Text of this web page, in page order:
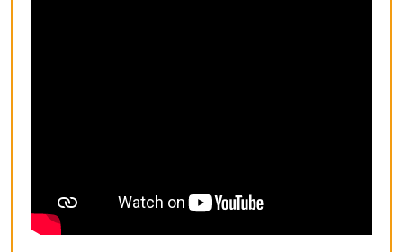
Fêtes et manifestations